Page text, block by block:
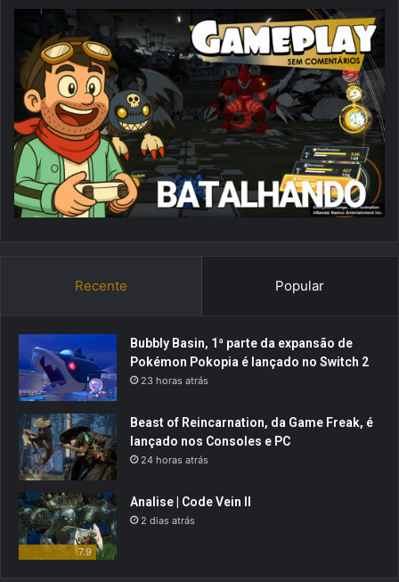
Recente Popular
Bubbly Basin, 1ª parte da expansão de
Pokémon Pokopia é lançado no Switch 2
23 horas atrás
Beast of Reincarnation, da Game Freak, é
lançado nos Consoles e PC
24 horas atrás
7.9
Analise | Code Vein II
2 dias atrás